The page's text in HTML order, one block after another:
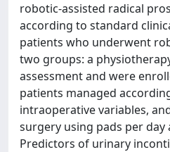
robotic-assisted radical
according to standard
patients who underwent
two groups: a
assessment and were
patients managed
intraoperative variables,
surgery using pads per
Predictors of urinary